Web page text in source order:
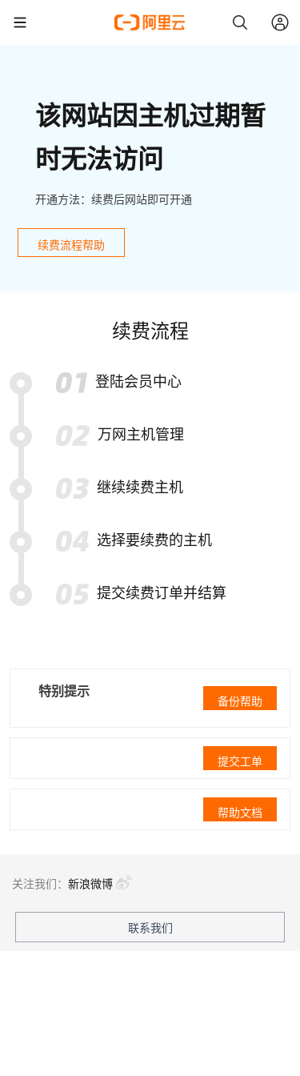
该网站因主机过期暂
时无法访问
开通方法：续费后网站即可开通
续费流程帮助
续费流程
登陆会员中心
万网主机管理
继续续费主机
选择要续费的主机
提交续费订单并结算
特别提示
备份帮助
提交工单
帮助文档